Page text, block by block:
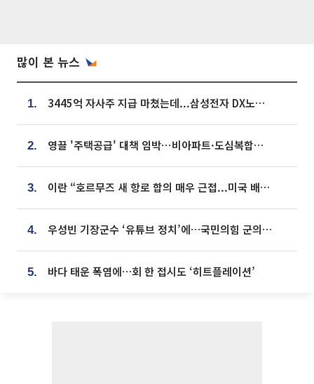
많이 본 뉴스
1. 3445억 자사주 지급 마쳤는데...삼성전자 DX노조, 뒤늦은 '떼쓰기 집회'
2. 영끌 '주택공급' 대책 임박⋯비아파트·도심복합까지 총동원
3. 이란 “호르무즈 새 항로 합의 매우 근접...미국 배상 먼저”
4. 우성빈 기장군수 ‘유튜브 정치’에…국민의힘 군의원들 집단 반발
5. 바다 태운 폭염에…회 한 접시도 ‘히트플레이션’